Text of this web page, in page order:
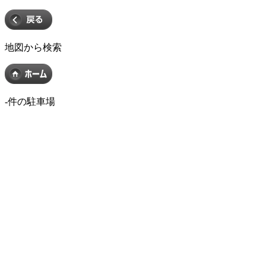
地図から検索
-件の駐車場